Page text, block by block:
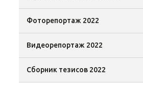
Фоторепортаж 2022
Видеорепортаж 2022
Сборник тезисов 2022